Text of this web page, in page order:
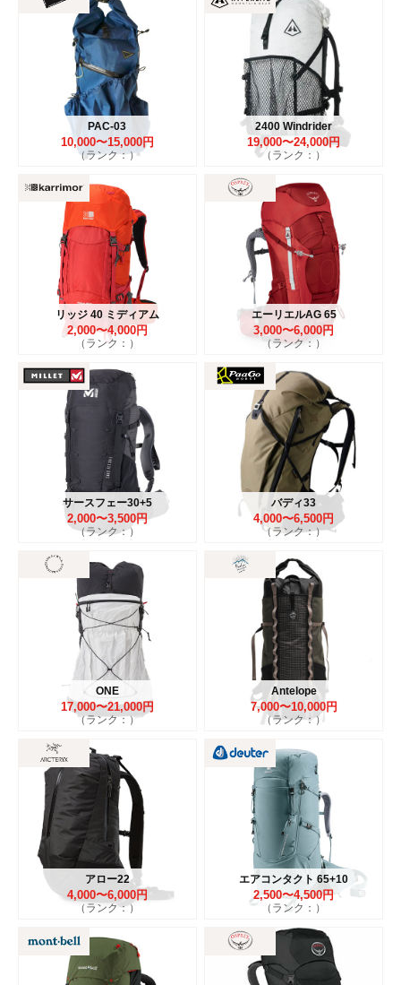
PAC-03
10,000〜15,000円
（ランク：）
2400 Windrider
19,000〜24,000円
（ランク：）
リッジ 40 ミディアム
2,000〜4,000円
（ランク：）
エーリエルAG 65
3,000〜6,000円
（ランク：）
サースフェー30+5
2,000〜3,500円
（ランク：）
バディ33
4,000〜6,500円
（ランク：）
ONE
17,000〜21,000円
（ランク：）
Antelope
7,000〜10,000円
（ランク：）
アロー22
4,000〜6,000円
（ランク：）
エアコンタクト 65+10
2,500〜4,500円
（ランク：）